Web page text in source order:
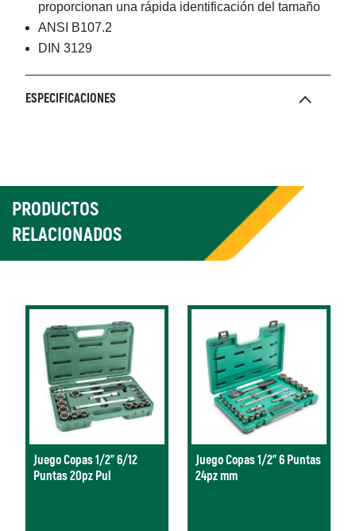
proporcionan una rápida identificación del tamaño
ANSI B107.2
DIN 3129
ESPECIFICACIONES
PRODUCTOS
RELACIONADOS
Juego Copas 1/2" 6/12
Puntas 20pz Pul
Juego Copas 1/2" 6 Puntas
24pz mm